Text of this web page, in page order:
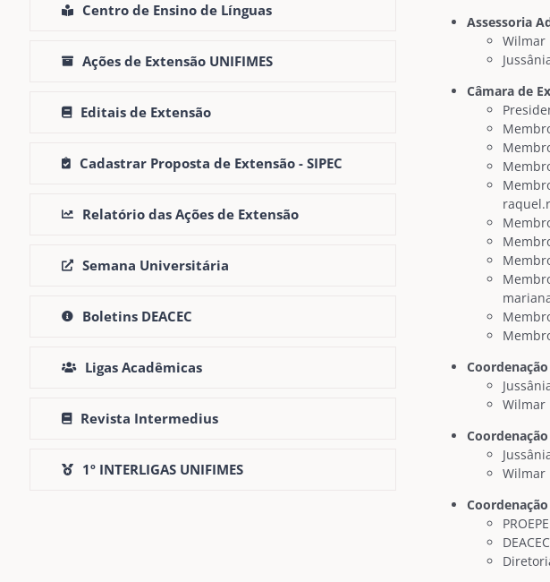
Centro de Ensino de Línguas
Ações de Extensão UNIFIMES
Editais de Extensão
Cadastrar Proposta de Extensão - SIPEC
Relatório das Ações de Extensão
Semana Universitária
Boletins DEACEC
Ligas Acadêmicas
Revista Intermedius
1º INTERLIGAS UNIFIMES
Assessoria
Wilmar
Câmara de
Wilmar
Wilmar
PROEPE
DEACEC